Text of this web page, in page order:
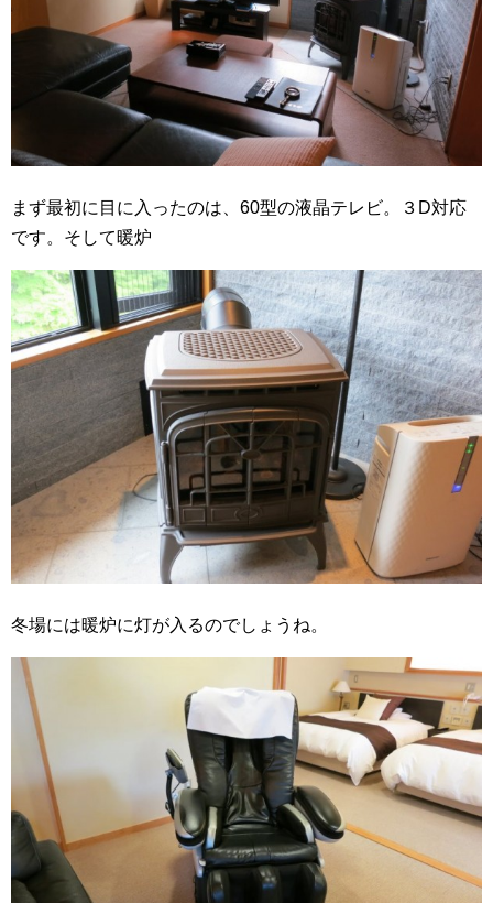
まず最初に目に入ったのは、60型の液晶テレビ。３D対応
です。そして暖炉
冬場には暖炉に灯が入るのでしょうね。